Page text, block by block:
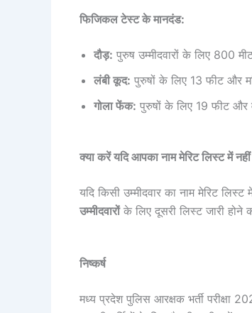
फिजिकल टेस्ट के मानदंड:
दौड़: पुरुष उम्मीदवारों के लिए 800
लंबी कूद: पुरुषों के लिए 13 फीट और
गोला फेंक: पुरुषों के लिए 19 फीट और
क्या करें यदि आपका नाम मेरिट लिस्ट में
यदि किसी उम्मीदवार का नाम मेरिट
उम्मीदवारोंके लिए दूसरी लिस्ट जारी होने
निष्कर्ष
मध्य प्रदेश पुलिस आरक्षक भर्ती परीक्षा